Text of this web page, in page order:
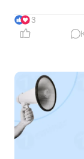
одному місці
13